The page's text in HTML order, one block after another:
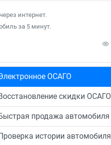
интернет.
за 5 минут.
ОСАГО
скидки ОСАГО
продажа автомобиля
Проверка истории автомобиля